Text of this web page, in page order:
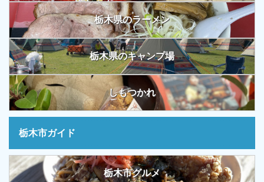
栃木県のラーメン
栃木県のキャンプ場
しもつかれ
栃木市ガイド
栃木市グルメ